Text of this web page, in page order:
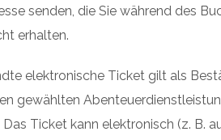
senden, die Sie während des
erhalten.
elektronische Ticket gilt als
gewählten
Ticket kann elektronisch (z.